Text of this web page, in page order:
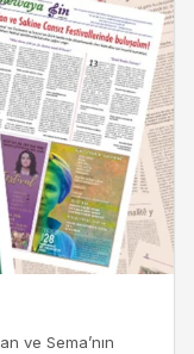
ve Sema’nın